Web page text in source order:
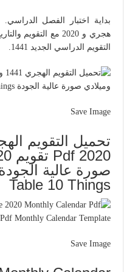
هجري و 2020 مع
التقويم الدراسي الجديد 1441.
Save Image
Table 10 Things
Save Image